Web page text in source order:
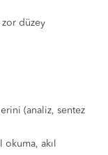
düzey
(analiz, sentez
akıl